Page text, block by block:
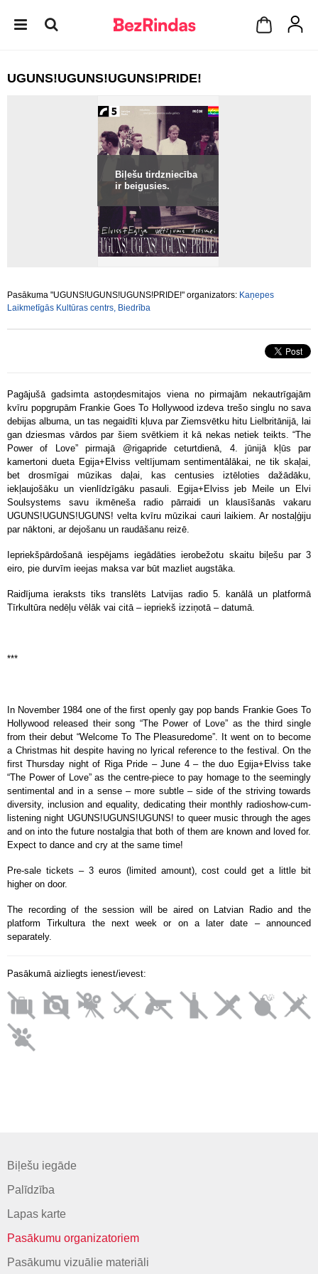
UGUNS!UGUNS!UGUNS!PRIDE!
Biļešu tirdzniecība
ir beigusies.
Pasākuma "UGUNS!UGUNS!UGUNS!PRIDE!" organizators: Kaņepes
Laikmetīgās Kultūras centrs, Biedrība
Pagājušā gadsimta astoņdesmitajos viena no pirmajām nekautrīgajām
kvīru popgrupām Frankie Goes To Hollywood izdeva trešo singlu no sava
debijas albuma, un tas negaidīti kļuva par Ziemsvētku hitu Lielbritānijā, lai
gan dziesmas vārdos par šiem svētkiem it kā nekas netiek teikts. “The
Power of Love” pirmajā @rigapride ceturtdienā, 4. jūnijā kļūs par
kamertoni dueta Egija+Elviss veltījumam sentimentālākai, ne tik skaļai,
bet drosmīgai mūzikas daļai, kas centusies iztēloties dažādāku,
iekļaujošāku un vienlīdzīgāku pasauli. Egija+Elviss jeb Meile un Elvi
Soulsystems savu ikmēneša radio pārraidi un klausīšanās vakaru
UGUNS!UGUNS!UGUNS! velta kvīru mūzikai cauri laikiem. Ar nostaļģiju
par nāktoni, ar dejošanu un raudāšanu reizē.
Iepriekšpārdošanā iespējams iegādāties ierobežotu skaitu biļešu par 3
eiro, pie durvīm ieejas maksa var būt mazliet augstāka.
Raidījuma ieraksts tiks translēts Latvijas radio 5. kanālā un platformā
Tīrkultūra nedēļu vēlāk vai citā – iepriekš izziņotā – datumā.
***
In November 1984 one of the first openly gay pop bands Frankie Goes To
Hollywood released their song “The Power of Love” as the third single
from their debut “Welcome To The Pleasuredome”. It went on to become
a Christmas hit despite having no lyrical reference to the festival. On the
first Thursday night of Riga Pride – June 4 – the duo Egija+Elviss take
“The Power of Love” as the centre-piece to pay homage to the seemingly
sentimental and in a sense – more subtle – side of the striving towards
diversity, inclusion and equality, dedicating their monthly radioshow-cum-
listening night UGUNS!UGUNS!UGUNS! to queer music through the ages
and on into the future nostalgia that both of them are known and loved for.
Expect to dance and cry at the same time!
Pre-sale tickets – 3 euros (limited amount), cost could get a little bit
higher on door.
The recording of the session will be aired on Latvian Radio and the
platform Tirkultura the next week or on a later date – announced
separately.
Pasākumā aizliegts ienest/ievest:
Biļešu iegāde
Palīdzība
Lapas karte
Pasākumu organizatoriem
Pasākumu vizuālie materiāli